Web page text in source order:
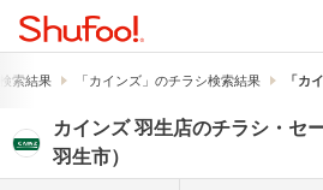
索結果 「カインズ」のチラシ検索結果 「カ
カインズ 羽生店のチラシ・セ
羽生市）